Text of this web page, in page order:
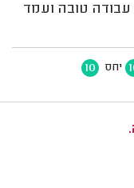
טובה ועמד
יחס 10